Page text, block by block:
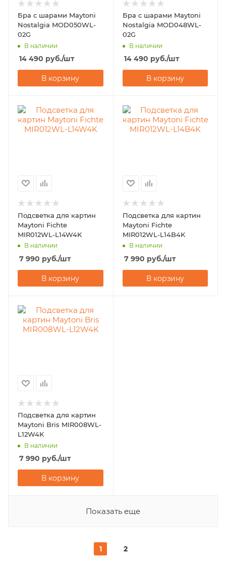
Бра с шарами Maytoni
Nostalgia MOD050WL-
02G
В наличии
14 490 руб./шт
В корзину
Бра с шарами Maytoni
Nostalgia MOD048WL-
02G
В наличии
14 490 руб./шт
В корзину
Подсветка для картин
Maytoni Fichte
MIR012WL-L14W4K
В наличии
7 990 руб./шт
В корзину
Подсветка для картин
Maytoni Fichte
MIR012WL-L14B4K
В наличии
7 990 руб./шт
В корзину
Подсветка для картин
Maytoni Bris MIR008WL-
L12W4K
В наличии
7 990 руб./шт
В корзину
Показать еще
1 2